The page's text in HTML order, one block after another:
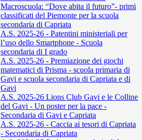
Macroscuola: “Dove abita il futuro”- primi
classificati del Piemonte per la scuola
secondaria di Capriata
A.S. 2025-26 - Patentini ministeriali per
l’uso dello Smartphone - Scuola
secondaria di I grado
A.S. 2025-26 - Premiazione dei giochi
matematici di Prisma - scuola primaria di
Gavi e scuola secondaria di Capriata e di
Gavi
A.S. 2025-26 Lions Club Gavi e le Colline
del Gavi - Un poster per la pace -
Secondaria di Gavi e Capriata
A.S. 2025-26 - Caccia ai tesori di Capriata
- Secondaria di Capriata